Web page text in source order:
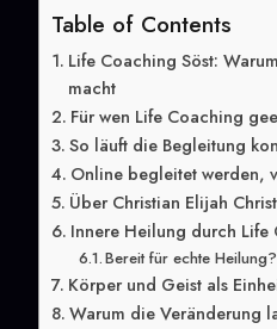
Table of Contents
Life Coaching Söst:
macht
Für wen Life Coaching
So läuft die Begleitung
Online begleitet werden,
Über Christian Elijah
Innere Heilung durch Life
Bereit für echte Heilung?
Körper und Geist als
Warum die Veränderung